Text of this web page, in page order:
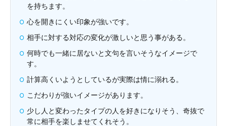
を持ちます。
心を開きにくい印象が強いです。
相手に対する対応の変化が激しいと思う事がある。
何時でも一緒に居ないと文句を言いそうなイメージで
す。
計算高くいようとしているが実際は情に溺れる。
こだわりが強いイメージがあります。
少し人と変わったタイプの人を好きになりそう、奇抜で
常に相手を楽しませてくれそう。